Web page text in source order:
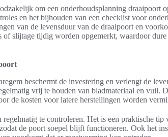
om een onderhoudsplanning draaipoort
en het bijhouden van een checklist voor
van de levensduur van de draaipoort en
slijtage tijdig worden opgemerkt, waardoor dure
beschermt de investering en verlengt de
vrij te houden van bladmateriaal en vuil.
de kosten voor latere herstellingen worden
te controleren. Het is een praktische
de poort soepel blijft functioneren. Ook het